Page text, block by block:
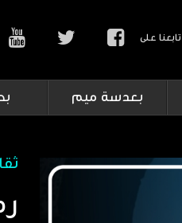
تابعنا على
بعدسة ميم